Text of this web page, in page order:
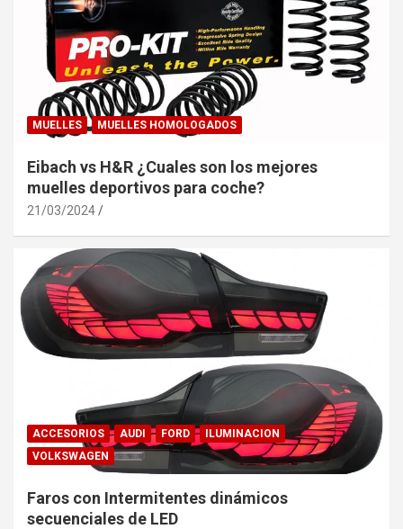
MUELLES MUELLES HOMOLOGADOS
Eibach vs H&R ¿Cuales son los mejores
muelles deportivos para coche?
21/03/2024
ACCESORIOS AUDI FORD
ILUMINACION
VOLKSWAGEN
Faros con Intermitentes dinámicos
secuenciales de LED